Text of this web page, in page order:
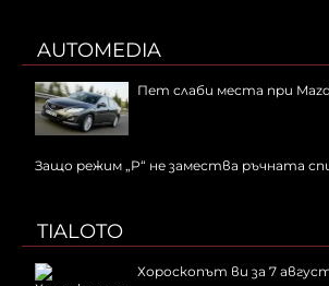
AUTOMEDIA
Пет слаби места при
Защо режим „P“ не замества ръчната
TIALOTO
Хороскопът ви за 7